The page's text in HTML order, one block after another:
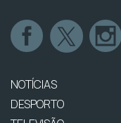
NOTÍCIAS
DESPORTO